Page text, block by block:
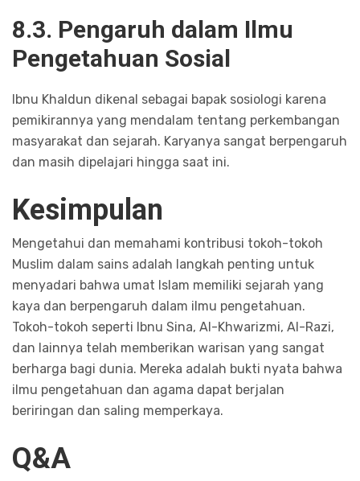
8.3. Pengaruh dalam Ilmu
Pengetahuan Sosial
Ibnu Khaldun dikenal sebagai bapak sosiologi karena
pemikirannya yang mendalam tentang perkembangan
masyarakat dan sejarah. Karyanya sangat berpengaruh
dan masih dipelajari hingga saat ini.
Kesimpulan
Mengetahui dan memahami kontribusi tokoh-tokoh
Muslim dalam sains adalah langkah penting untuk
menyadari bahwa umat Islam memiliki sejarah yang
kaya dan berpengaruh dalam ilmu pengetahuan.
Tokoh-tokoh seperti Ibnu Sina, Al-Khwarizmi, Al-Razi,
dan lainnya telah memberikan warisan yang sangat
berharga bagi dunia. Mereka adalah bukti nyata bahwa
ilmu pengetahuan dan agama dapat berjalan
beriringan dan saling memperkaya.
Q&A